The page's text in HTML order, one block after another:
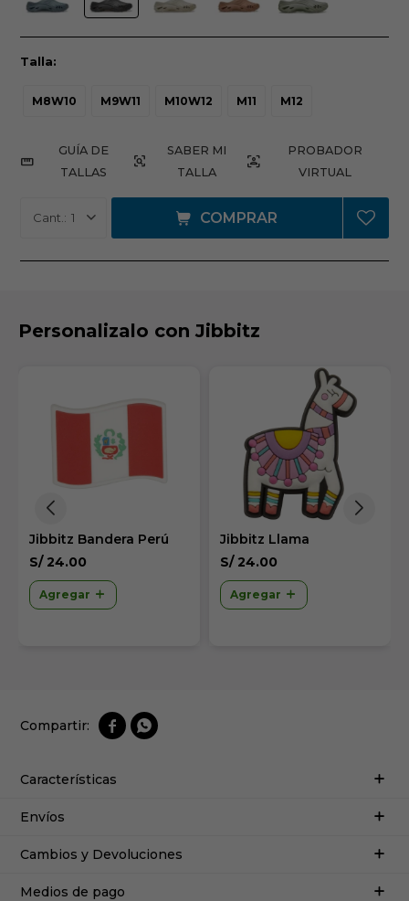
Talla:
M8W10 M9W11 M10W12 M11 M12
GUÍA DE
TALLAS
PROBADOR
VIRTUAL
1 COMPRAR
 
Características
Envíos
Cambios y Devoluciones
Medios de pago
Personalizalo con Jibbitz
Jibbitz Bandera Perú
S/ 24.00
Agregar
Jibbitz Llama
S/ 24.00
Agregar